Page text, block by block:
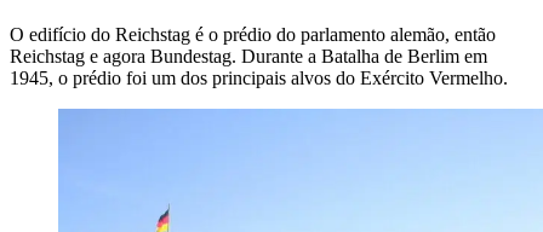
O edifício do Reichstag é o prédio do parlamento alemão, então
Reichstag e agora Bundestag. Durante a Batalha de Berlim em
1945, o prédio foi um dos principais alvos do Exército Vermelho.